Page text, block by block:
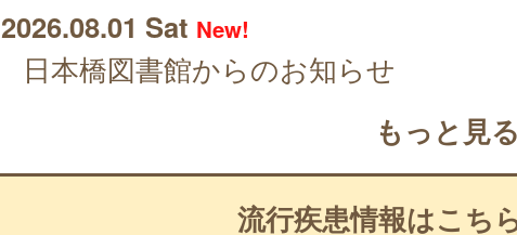
2026.08.01 Sat New!
日本橋図書館からのお知らせ
もっと見る
流行疾患情報はこち